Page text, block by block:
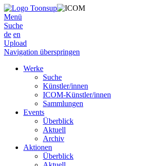
Menü
Suche
de en
Upload
Navigation überspringen
Werke
Suche
Künstler/innen
ICOM-Künstler/innen
Sammlungen
Events
Überblick
Aktuell
Archiv
Aktionen
Überblick